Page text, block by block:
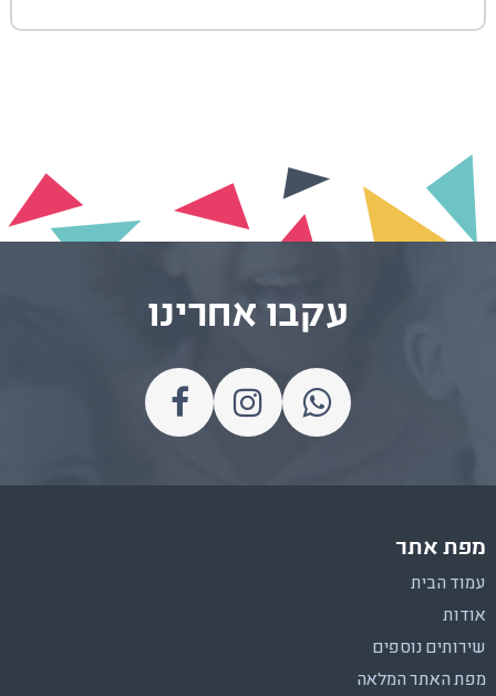
עקבו אחרינו
מפת אתר
עמוד הבית
אודות
שירותים נוספים
מפת האתר המלאה